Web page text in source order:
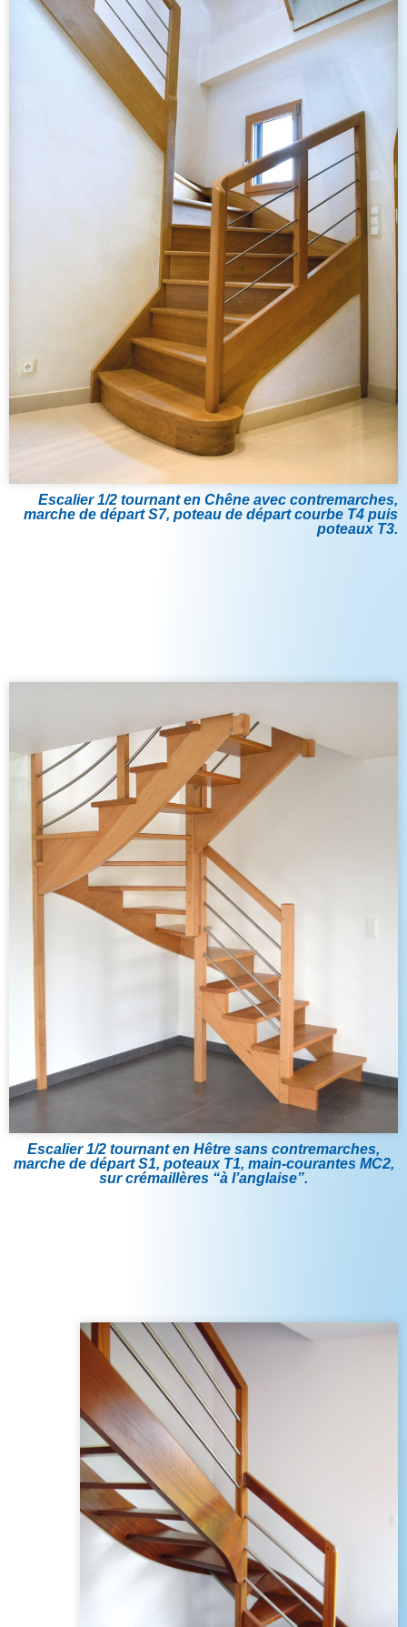
Escalier 1/2 tournant en Chêne avec contremarches,
marche de départ S7, poteau de départ courbe T4 puis
poteaux T3.
Escalier 1/2 tournant en Hêtre sans contremarches,
marche de départ S1, poteaux T1, main-courantes MC2,
sur crémaillères “à l’anglaise”.